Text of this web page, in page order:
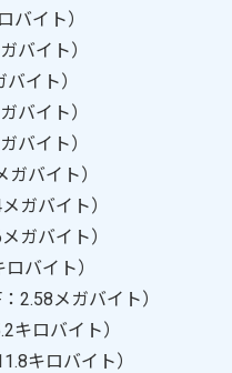
バイト）
バイト）
バイト）
バイト）
バイト）
ガバイト）
ガバイト）
ガバイト）
ロバイト）
：2.58メガバイト）
キロバイト）
キロバイト）